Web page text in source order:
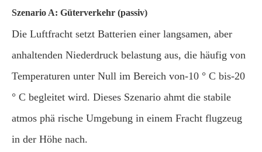
Szenario A: Güterverkehr (passiv)
Die Luftfracht setzt Batterien einer langsamen, aber
anhaltenden Niederdruck belastung aus, die häufig von
Temperaturen unter Null im Bereich von-10 ° C bis-20
° C begleitet wird. Dieses Szenario ahmt die stabile
atmos phä rische Umgebung in einem Fracht flugzeug
in der Höhe nach.